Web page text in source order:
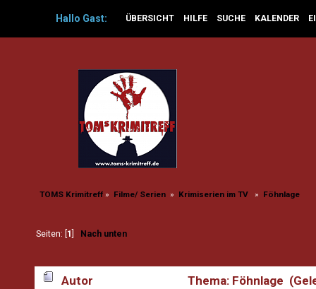
Hallo Gast: ÜBERSICHT HILFE SUCHE KALENDER
TOMS Krimitreff» Filme/ Serien » Krimiserien im TV » Föhnlage
Seiten: [ 1 Nach unten
Autor Thema: Föhnlage